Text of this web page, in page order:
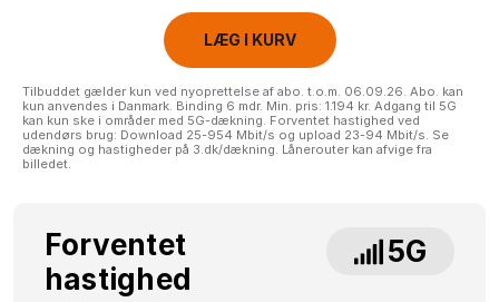
LÆG I KURV
Tilbuddet gælder kun ved nyoprettelse af abo. t.o.m. 06.09.26. Abo. kan
kun anvendes i Danmark. Binding 6 mdr. Min. pris: 1.194 kr. Adgang til 5G
kan kun ske i områder med 5G-dækning. Forventet hastighed ved
udendørs brug: Download 25-954 Mbit/s og upload 23-94 Mbit/s. Se
dækning og hastigheder på 3.dk/dækning. Lånerouter kan afvige fra
billedet.
Forventet
hastighed
5G